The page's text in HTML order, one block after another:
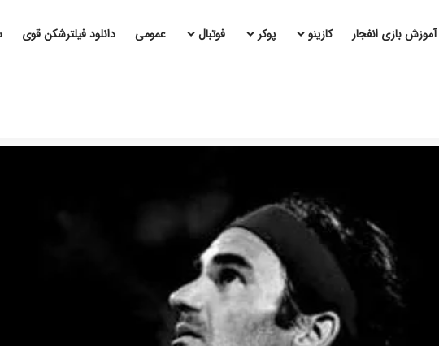
آموزش بازی انفجار کازینو پوکر فوتبال عمومی دانلود فیلترشکن قوی